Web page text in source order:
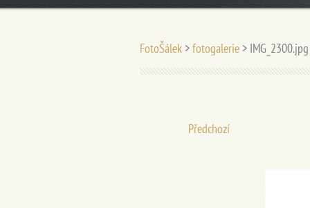
FotoŠálek >fotogalerie > IMG_2300.jpg
Předchozí